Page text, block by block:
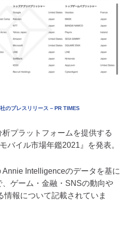
のプレスリリース – PR TIMES
プラットフォームを提供する
バイル市場年鑑2021』を発表。
Intelligenceのデータを基に
、ゲーム・金融・SNSの動向や
情報について記載されていま